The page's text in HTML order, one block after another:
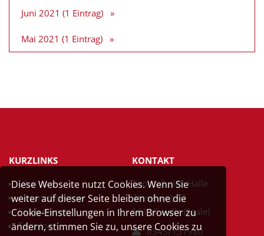
Diese Webseite nutzt Cookies. Wenn Sie
weiter auf dieser Seite bleiben ohne die
Cookie-Einstellungen in Ihrem Browser zu
ändern, stimmen Sie zu, unsere Cookies zu
Juni 2021 (1 Eintrag)
Mai 2021 (1 Eintrag)
KURZLINKS
Über uns
Ansprechpartner
Förderverein
Termine
KONTAKT
Sportschulen Halle
Amselweg 49
06110 Halle (Saale)
0345/131980